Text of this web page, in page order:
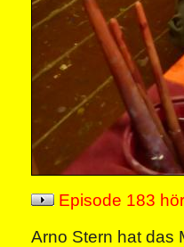
Episode 183
Arno Stern hat das